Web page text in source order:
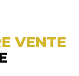
VENTE